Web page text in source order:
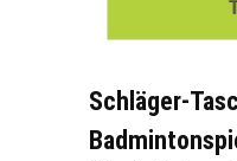
Schläger-